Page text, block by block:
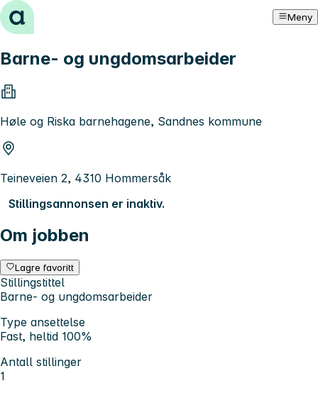
Hopp til innhold Meny
Barne- og ungdomsarbeider
Høle og Riska barnehagene, Sandnes kommune
Teineveien 2, 4310 Hommersåk
Stillingsannonsen er inaktiv.
Om jobben
Lagre favoritt
Stillingstittel
Barne- og ungdomsarbeider
Type ansettelse
Fast, heltid 100%
Antall stillinger
1